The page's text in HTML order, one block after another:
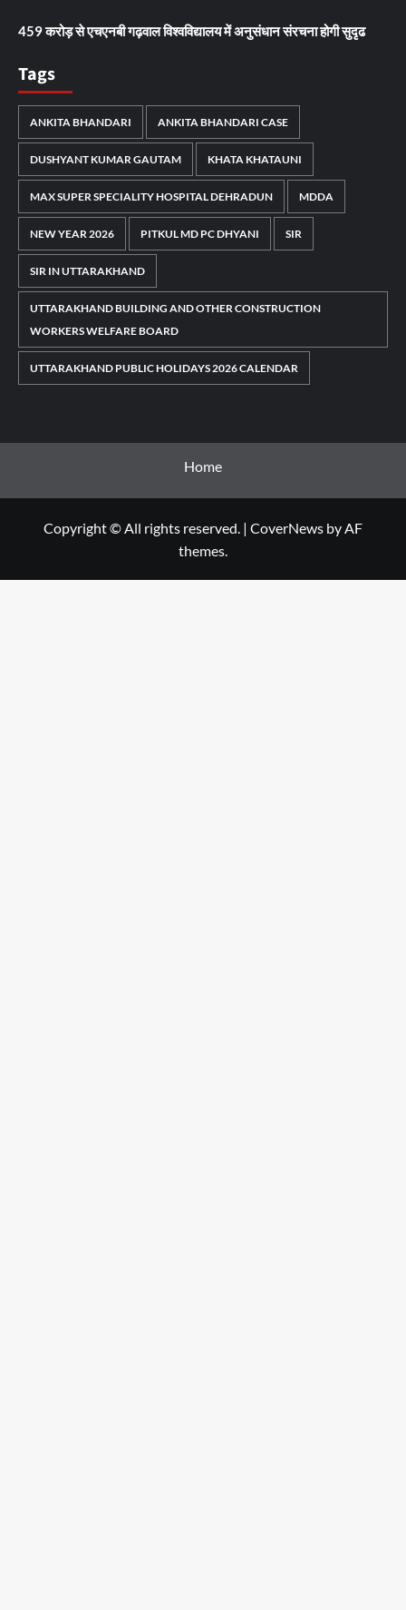
459 करोड़ से एचएनबी गढ़वाल विश्वविद्यालय में अनुसंधान संरचना होगी सुदृढ
Tags
ANKITA BHANDARI ANKITA BHANDARI CASE
DUSHYANT KUMAR GAUTAM KHATA KHATAUNI
MAX SUPER SPECIALITY HOSPITAL DEHRADUN MDDA
NEW YEAR 2026 PITKUL MD PC DHYANI SIR
SIR IN UTTARAKHAND
UTTARAKHAND BUILDING AND OTHER CONSTRUCTION
WORKERS WELFARE BOARD
UTTARAKHAND PUBLIC HOLIDAYS 2026 CALENDAR
Home
Copyright © All rights reserved. | CoverNews by AF
themes.